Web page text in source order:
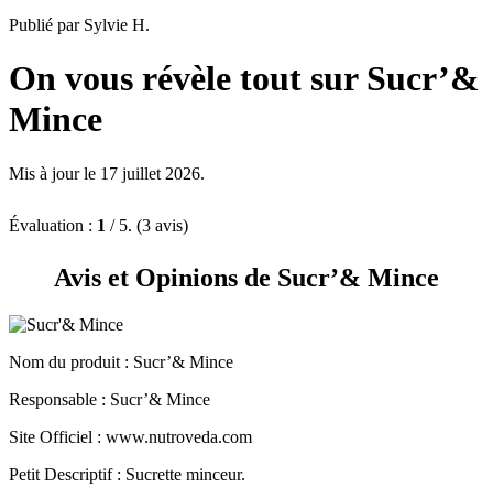
Publié par Sylvie H.
On vous révèle tout sur Sucr’&
Mince
Mis à jour le 17 juillet 2026.
Évaluation : 1 / 5. (3 avis)
Avis et Opinions de Sucr’& Mince
Nom du produit : Sucr’& Mince
Responsable : Sucr’& Mince
Site Officiel : www.nutroveda.com
Petit Descriptif : Sucrette minceur.